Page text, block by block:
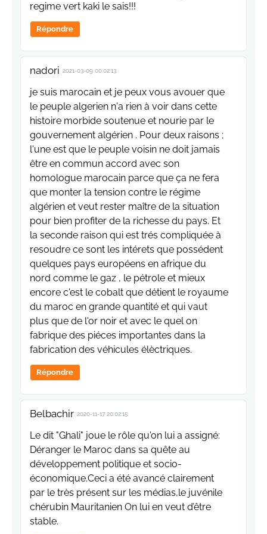
regime vert kaki le sais!!!
Répondre
nadori 2021-03-09 00:02:13
je suis marocain et je peux vous avouer que
le peuple algerien n'a rien à voir dans cette
histoire morbide soutenue et nourie par le
gouvernement algérien . Pour deux raisons ;
l'une est que le peuple voisin ne doit jamais
être en commun accord avec son
homologue marocain parce que ça ne fera
que monter la tension contre le régime
algérien et veut rester maître de la situation
pour bien profiter de la richesse du pays. Et
la seconde raison qui est trés compliquée à
resoudre ce sont les intérets que possédent
quelques pays européens en afrique du
nord comme le gaz , le pétrole et mieux
encore c'est le cobalt que détient le royaume
du maroc en grande quantité et qui vaut
plus que de l'or noir et avec le quel on
fabrique des piéces importantes dans la
fabrication des véhicules élèctriques.
Répondre
Belbachir 2020-11-17 20:02:15
Le dit "Ghali" joue le rôle qu'on lui a assigné:
Déranger le Maroc dans sa quête au
développement politique et socio-
économique.Ceci a été avancé clairement
par le très présent sur les médias,le juvénile
chérubin Mauritanien On lui en veut d’être
stable.